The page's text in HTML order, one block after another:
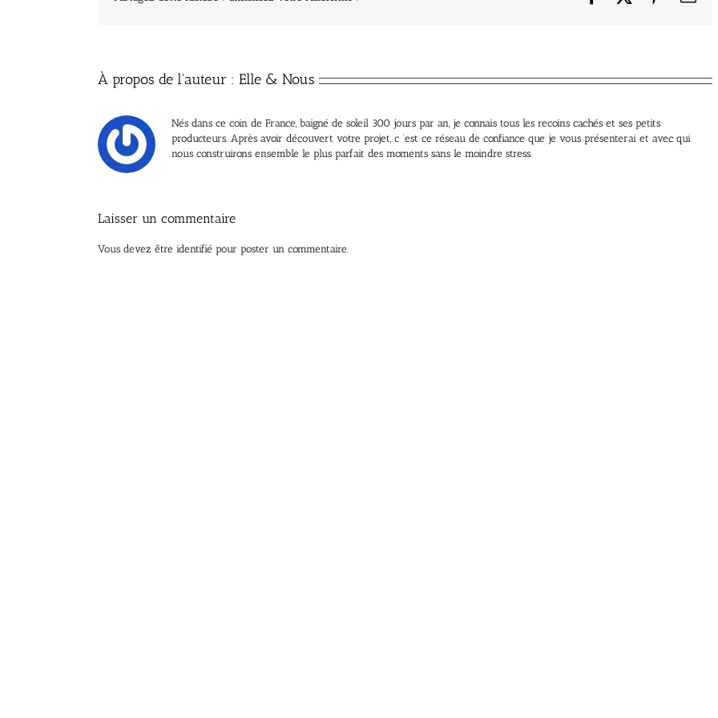
À propos de l'auteur : Elle & Nous
Nés dans ce coin de France, baigné de soleil 300 jours par an, je connais tous les recoins cachés et ses petits
producteurs. Après avoir découvert votre projet, c ’est ce réseau de confiance que je vous présenterai et avec qui
nous construirons ensemble le plus parfait des moments sans le moindre stress.
Laisser un commentaire
Vous devez être identifié pour poster un commentaire.